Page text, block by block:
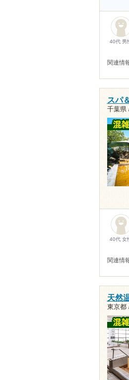
40代 男
関連情
スパ
千葉県
40代 女
関連情
天然
東京都